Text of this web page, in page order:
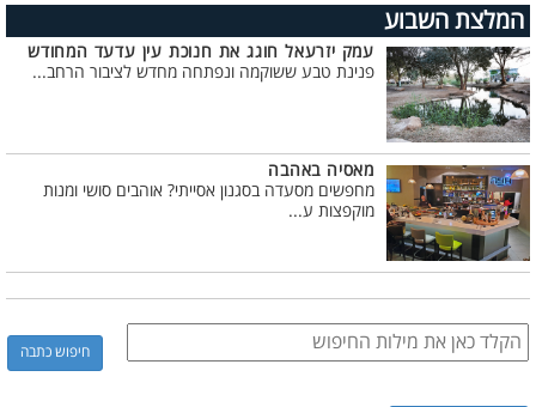
המלצת השבוע
עמק יזרעאל חוגג את חנוכת עין עדעד המחודש
פנינת טבע ששוקמה ונפתחה מחדש לציבור הרחב...
מאסיה באהבה
מחפשים מסעדה בסגנון אסייתי? אוהבים סושי ומנות
מוקפצות ע...